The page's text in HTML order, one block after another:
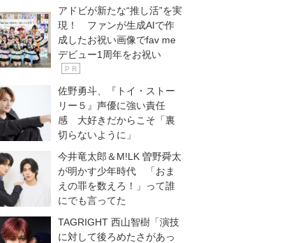
アドビが新たな“推し活”を実
現！ ファンが生成AIで作
成したお祝い画像でfav me
デビュー1周年をお祝い
P R
佐野勇斗、『トイ・ストー
リー５』声優に強い責任
感 大好きだからこそ「裏
切らないように」
今井竜太郎＆M!LK 曽野舜太
が明かす少年時代 「おま
えの罪を数えろ！」って誰
にでも言ってた
TAGRIGHT 西山智樹「演技
に対して後ろめたさがあっ